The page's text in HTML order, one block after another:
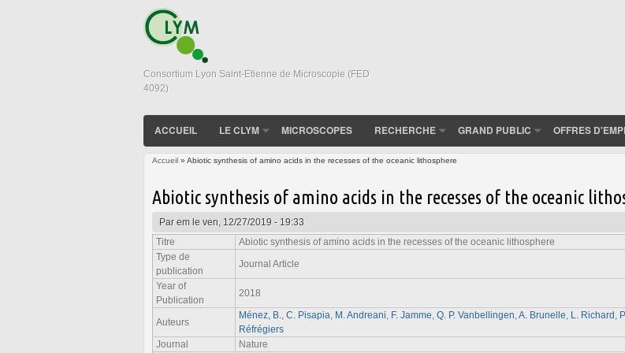
Consortium Lyon Saint-Etienne de Microscopie (FED
4092)
ACCUEIL LE CLYM MICROSCOPES RECHERCHE GRAND PUBLIC OFFRES
Accueil » Abiotic synthesis of amino acids in the recesses of the oceanic lithosphere
Abiotic synthesis of amino acids in the recesses of the oceanic
Parem le ven, 12/27/2019 - 19:33
Titre
Abiotic synthesis of amino acids in the recesses of the oceanic lithosphere
Type de
publication
Journal Article
Year of
Publication
2018
Auteurs
Ménez, B. C. Pisapia M. Andreani F. Jamme Q. P. Vanbellingen A. Brunelle L. Richard
Réfrégiers
Journal
Nature